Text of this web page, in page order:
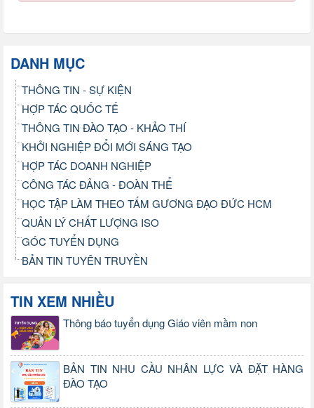
DANH MỤC
THÔNG TIN - SỰ KIỆN
HỢP TÁC QUỐC TẾ
THÔNG TIN ĐÀO TẠO - KHẢO THÍ
KHỞI NGHIỆP ĐỔI MỚI SÁNG TẠO
HỢP TÁC DOANH NGHIỆP
CÔNG TÁC ĐẢNG - ĐOÀN THỂ
HỌC TẬP LÀM THEO TẤM GƯƠNG ĐẠO ĐỨC HCM
QUẢN LÝ CHẤT LƯỢNG ISO
GÓC TUYỂN DỤNG
BẢN TIN TUYÊN TRUYỀN
TIN XEM NHIỀU
Thông báo tuyển dụng Giáo viên mầm non
BẢN TIN NHU CẦU NHÂN LỰC VÀ ĐẶT HÀNG
ĐÀO TẠO